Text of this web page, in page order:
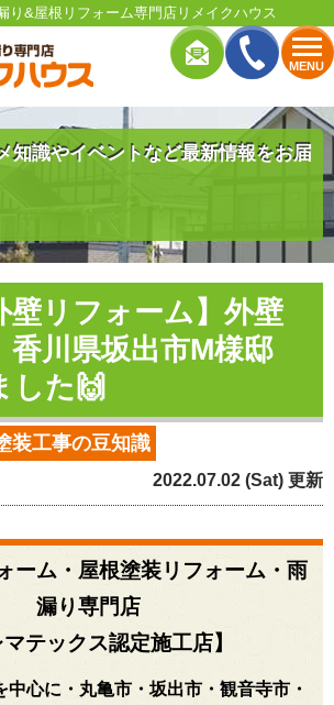
MENU
り&屋根リフォーム専門店リメイクハウス
知識やイベントなど最新情報をお届
壁リフォーム】外壁
川県坂出市M様邸
した🙌
装工事の豆知識
2022.07.02 (Sat) 更新
ーム・屋根塗装リフォーム・雨
漏り専門店
マテックス認定施工店】
中心に・丸亀市・坂出市・観音寺市・